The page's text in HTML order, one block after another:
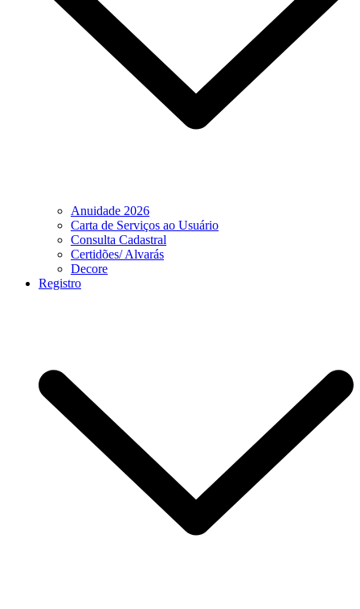
Anuidade 2026
Carta de Serviços ao Usuário
Consulta Cadastral
Certidões/ Alvarás
Decore
Registro